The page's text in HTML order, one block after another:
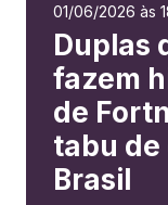
01/06/2026 às
Duplas
fazem
de
tabu de
Brasil